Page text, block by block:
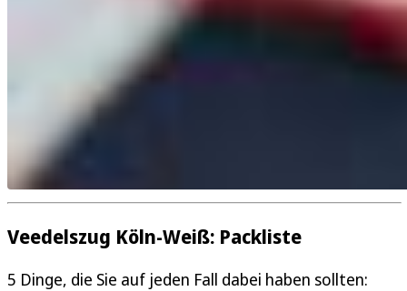
Veedelszug Köln-Weiß: Packliste
5 Dinge, die Sie auf jeden Fall dabei haben sollten: